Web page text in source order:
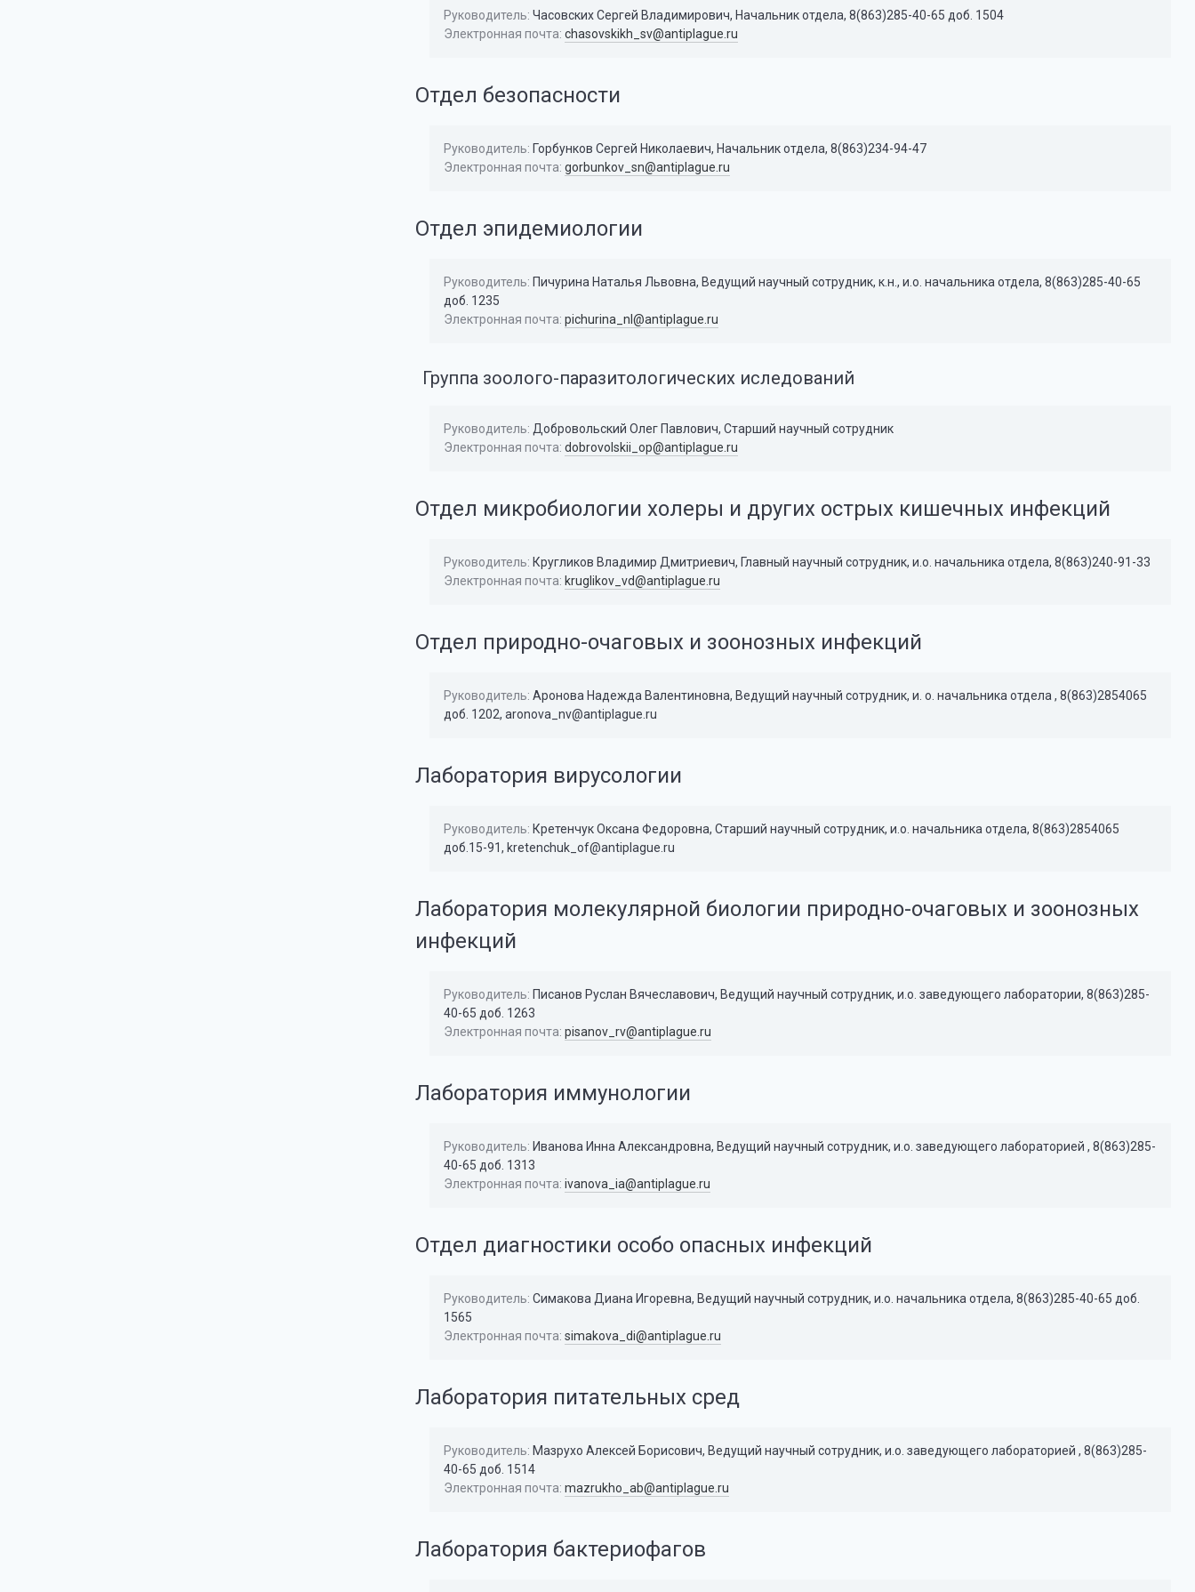
Руководитель: Часовских Сергей Владимирович, Начальник отдела, 8(863)285-40-65 доб. 1504
Электронная почта: chasovskikh_sv@antiplague.ru
Отдел безопасности
Руководитель: Горбунков Сергей Николаевич, Начальник отдела, 8(863)234-94-47
Электронная почта: gorbunkov_sn@antiplague.ru
Отдел эпидемиологии
Руководитель: Пичурина Наталья Львовна, Ведущий научный сотрудник, к.н., и.о. начальника отдела, 8(863)285-40-65
доб. 1235
Электронная почта: pichurina_nl@antiplague.ru
Группа зоолого-паразитологических иследований
Руководитель: Добровольский Олег Павлович, Старший научный сотрудник
Электронная почта: dobrovolskii_op@antiplague.ru
Отдел микробиологии холеры и других острых кишечных инфекций
Руководитель: Кругликов Владимир Дмитриевич, Главный научный сотрудник, и.о. начальника отдела, 8(863)240-91-33
Электронная почта: kruglikov_vd@antiplague.ru
Отдел природно-очаговых и зоонозных инфекций
Руководитель: Аронова Надежда Валентиновна, Ведущий научный сотрудник, и. о. начальника отдела , 8(863)2854065
доб. 1202, aronova_nv@antiplague.ru
Лаборатория вирусологии
Руководитель: Кретенчук Оксана Федоровна, Старший научный сотрудник, и.о. начальника отдела, 8(863)2854065
доб.15-91, kretenchuk_of@antiplague.ru
Лаборатория молекулярной биологии природно-очаговых и зоонозных
инфекций
Руководитель: Писанов Руслан Вячеславович, Ведущий научный сотрудник, и.о. заведующего лаборатории, 8(863)285-
40-65 доб. 1263
Электронная почта: pisanov_rv@antiplague.ru
Лаборатория иммунологии
Руководитель: Иванова Инна Александровна, Ведущий научный сотрудник, и.о. заведующего лабораторией , 8(863)285-
40-65 доб. 1313
Электронная почта: ivanova_ia@antiplague.ru
Отдел диагностики особо опасных инфекций
Руководитель: Симакова Диана Игоревна, Ведущий научный сотрудник, и.о. начальника отдела, 8(863)285-40-65 доб.
1565
Электронная почта: simakova_di@antiplague.ru
Лаборатория питательных сред
Руководитель: Мазрухо Алексей Борисович, Ведущий научный сотрудник, и.о. заведующего лабораторией , 8(863)285-
40-65 доб. 1514
Электронная почта: mazrukho_ab@antiplague.ru
Лаборатория бактериофагов